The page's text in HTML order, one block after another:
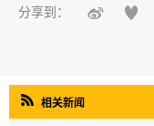
分享到：  
 相关新闻